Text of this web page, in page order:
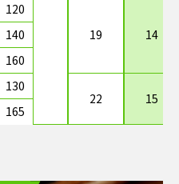
120
19
14
140
160
130
22
15
165